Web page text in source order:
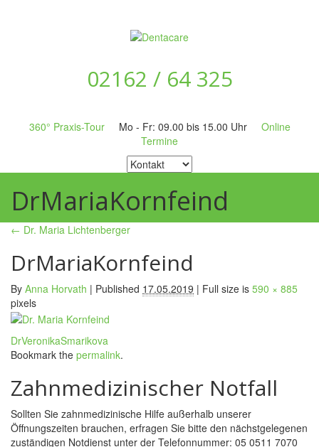
02162 / 64 325
360° Praxis-Tour Mo - Fr: 09.00 bis 15.00 Uhr Online
Termine
DrMariaKornfeind
← Dr. Maria Lichtenberger
DrMariaKornfeind
By Anna Horvath | Published 17.05.2019 | Full size is 590 × 885
pixels
DrVeronikaSmarikova
Bookmark the permalink.
Zahnmedizinischer Notfall
Sollten Sie zahnmedizinische Hilfe außerhalb unserer
Öffnungszeiten brauchen, erfragen Sie bitte den nächstgelegenen
zuständigen Notdienst unter der Telefonnummer: 05 0511 7070